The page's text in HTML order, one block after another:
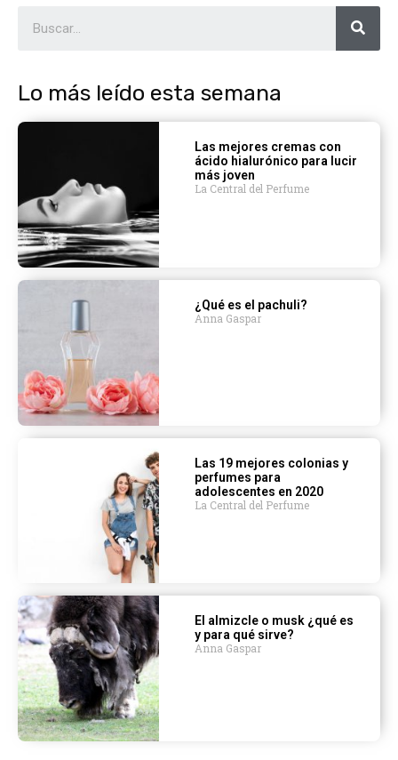
Lo más leído esta semana
Las mejores cremas con
ácido hialurónico para lucir
más joven
La Central del Perfume
¿Qué es el pachuli?
Anna Gaspar
Las 19 mejores colonias y
perfumes para
adolescentes en 2020
La Central del Perfume
El almizcle o musk ¿qué es
y para qué sirve?
Anna Gaspar